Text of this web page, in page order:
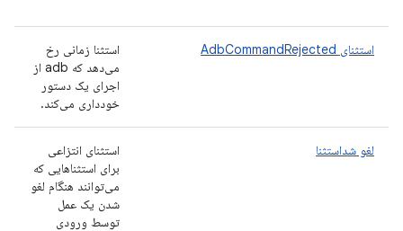
استثنای AdbCommandRejected
استثنا زمانی رخ
می‌دهد که adb از
اجرای یک دستور
خودداری می‌کند.
لغو شداستثنا
استثنای انتزاعی
برای استثناهایی که
می‌توانند هنگام لغو
شدن یک عمل
توسط ورودی